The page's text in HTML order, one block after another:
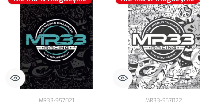
MR33-957021
MR33-957022